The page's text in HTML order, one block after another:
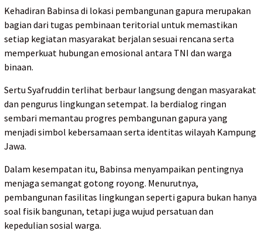
Kehadiran Babinsa di lokasi pembangunan gapura merupakan
bagian dari tugas pembinaan teritorial untuk memastikan
setiap kegiatan masyarakat berjalan sesuai rencana serta
memperkuat hubungan emosional antara TNI dan warga
binaan.
Sertu Syafruddin terlihat berbaur langsung dengan masyarakat
dan pengurus lingkungan setempat. Ia berdialog ringan
sembari memantau progres pembangunan gapura yang
menjadi simbol kebersamaan serta identitas wilayah Kampung
Jawa.
Dalam kesempatan itu, Babinsa menyampaikan pentingnya
menjaga semangat gotong royong. Menurutnya,
pembangunan fasilitas lingkungan seperti gapura bukan hanya
soal fisik bangunan, tetapi juga wujud persatuan dan
kepedulian sosial warga.